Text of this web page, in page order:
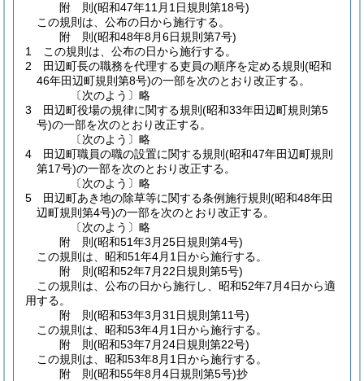
附 則(昭和47年11月1日規則第18号)
この規則は、公布の日から施行する。
附 則(昭和48年8月6日規則第7号)
1
この規則は、公布の日から施行する。
2
田辺町長の職務を代理する吏員の順序を定める規則 (昭和
46年田辺町規則第8号)の一部を次のとおり改正する。
〔次のよう〕略
3
田辺町役場の規律に関する規則 (昭和33年田辺町規則第5
号)の一部を次のとおり改正する。
〔次のよう〕略
4
田辺町職員の職の設置に関する規則 (昭和47年田辺町規則
第17号)の一部を次のとおり改正する。
〔次のよう〕略
5
田辺町あき地の除草等に関する条例施行規則 (昭和48年田
辺町規則第4号)の一部を次のとおり改正する。
〔次のよう〕略
附 則(昭和51年3月25日規則第4号)
この規則は、昭和51年4月1日から施行する。
附 則(昭和52年7月22日規則第5号)
この規則は、公布の日から施行し、昭和52年7月4日から適
用する。
附 則(昭和53年3月31日規則第11号)
この規則は、昭和53年4月1日から施行する。
附 則(昭和53年7月24日規則第22号)
この規則は、昭和53年8月1日から施行する。
附 則(昭和55年8月4日規則第5号)抄